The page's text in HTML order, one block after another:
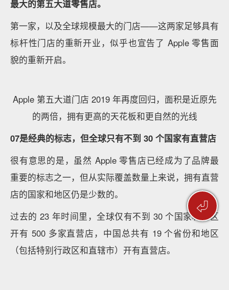
⏎
化，甚至这种变化一直延续到至今：
过去几年，Apple 很多老店闭店装修，并重新开业，开
更大规模、更高质量、更环保的材料、选址更青睐闹市
新的统一特质。
Apple 三里屯门店在 2020 年重新开业，也反映了最新
时期 Apple 零售店的风格
现任的零售负责人迪尔德丽·奥布莱恩（Deirdre
O’Brien）在 2019 年接班阿伦茨的位置后，就一直在负